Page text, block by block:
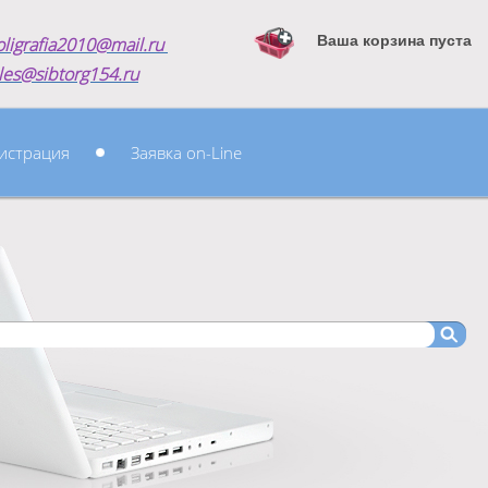
Заявка on-Line
Ваша корзина пуста